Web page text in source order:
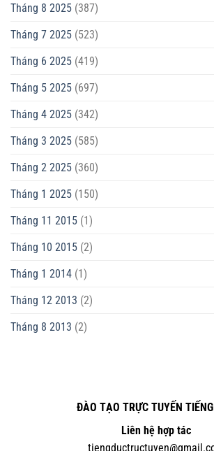
Tháng 8 2025 (387)
Tháng 7 2025 (523)
Tháng 6 2025 (419)
Tháng 5 2025 (697)
Tháng 4 2025 (342)
Tháng 3 2025 (585)
Tháng 2 2025 (360)
Tháng 1 2025 (150)
Tháng 11 2015 (1)
Tháng 10 2015 (2)
Tháng 1 2014 (1)
Tháng 12 2013 (2)
Tháng 8 2013 (2)
ĐÀO TẠO TRỰC TUYẾN
Liên hệ hợp tác